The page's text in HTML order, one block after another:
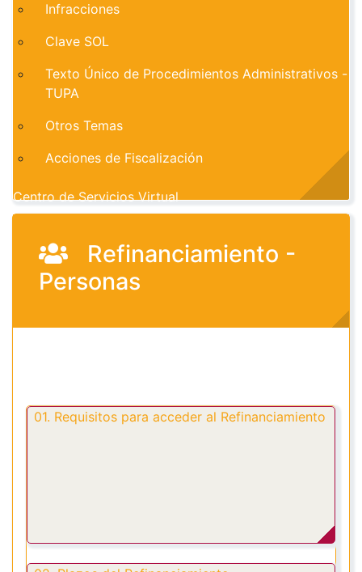
Refinanciamiento -
Personas
01. Requisitos para acceder al Refinanciamiento
Infracciones
Clave SOL
Texto Único de Procedimientos Administrativos -
TUPA
Otros Temas
Acciones de Fiscalización
Centro de Servicios Virtual